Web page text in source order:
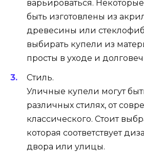
варьироваться.
быть изготовлены из
древесины или
выбирать купели из
просты в уходе и
Стиль.
Уличные купели могут
различных стилях, от
классического. Стоит
которая соответствует
двора или улицы.